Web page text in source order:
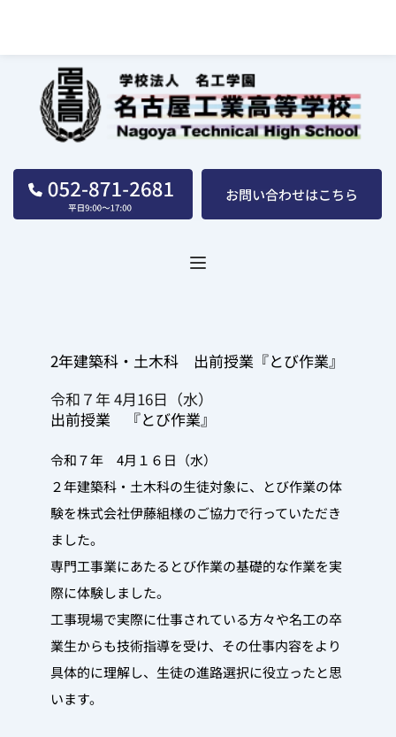
2年建築科・土木科　出前授業『とび作業』
令和７年 4月16日（水）
出前授業　『とび作業』
令和７年　4月１６日（水）
２年建築科・土木科の生徒対象に、とび作業の体
験を株式会社伊藤組様のご協力で行っていただき
ました。
専門工事業にあたるとび作業の基礎的な作業を実
際に体験しました。
工事現場で実際に仕事されている方々や名工の卒
業生からも技術指導を受け、その仕事内容をより
具体的に理解し、生徒の進路選択に役立ったと思
います。